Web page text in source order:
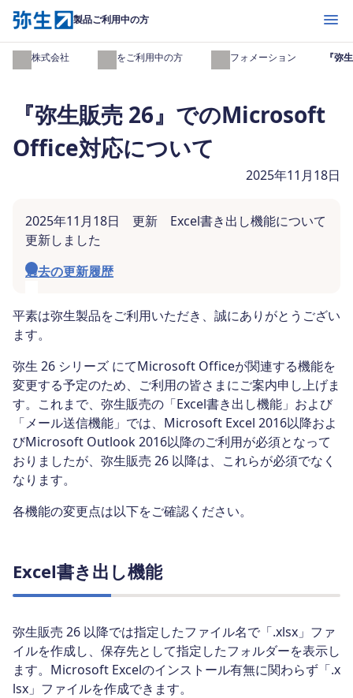
製品ご利用中の方 開く
弥生株式会社 製品をご利用中の方 インフォメーション 『弥
『弥生販売 26』でのMicrosoft
Office対応について
2025年11月18日
2025年11月18日 更新 Excel書き出し機能について
更新しました
過去の更新履歴
平素は弥生製品をご利用いただき、誠にありがとうござい
ます。
弥生 26 シリーズ にてMicrosoft Officeが関連する機能を
変更する予定のため、ご利用の皆さまにご案内申し上げま
す。これまで、弥生販売の「Excel書き出し機能」および
「メール送信機能」では、Microsoft Excel 2016以降およ
びMicrosoft Outlook 2016以降のご利用が必須となって
おりましたが、弥生販売 26 以降は、これらが必須でなく
なります。
各機能の変更点は以下をご確認ください。
Excel書き出し機能
弥生販売 26 以降では指定したファイル名で「.xlsx」ファ
イルを作成し、保存先として指定したフォルダーを表示し
ます。Microsoft Excelのインストール有無に関わらず「.x
lsx」ファイルを作成できます。